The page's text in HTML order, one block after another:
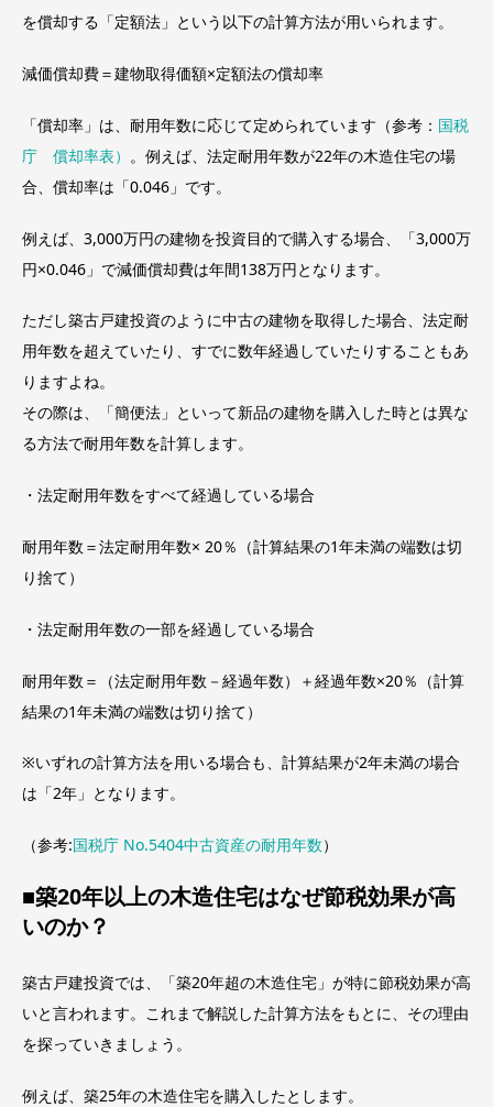
を償却する「定額法」という以下の計算方法が用いられます。
減価償却費＝建物取得価額×定額法の償却率
「償却率」は、耐用年数に応じて定められています（参考： 国税
庁 償却率表） 。例えば、法定耐用年数が22年の木造住宅の場
合、償却率は「0.046」です。
例えば、3,000万円の建物を投資目的で購入する場合、「3,000万
円×0.046」で減価償却費は年間138万円となります。
ただし築古戸建投資のように中古の建物を取得した場合、法定耐
用年数を超えていたり、すでに数年経過していたりすることもあ
りますよね。
その際は、「簡便法」といって新品の建物を購入した時とは異な
る方法で耐用年数を計算します。
・法定耐用年数をすべて経過している場合
耐用年数＝法定耐用年数× 20％（計算結果の1年未満の端数は切
り捨て）
・法定耐用年数の一部を経過している場合
耐用年数＝（法定耐用年数－経過年数）＋経過年数×20％（計算
結果の1年未満の端数は切り捨て）
※いずれの計算方法を用いる場合も、計算結果が2年未満の場合
は「2年」となります。
（参考:国税庁 No.5404中古資産の耐用年数）
■築20年以上の木造住宅はなぜ節税効果が高
いのか？
築古戸建投資では、「築20年超の木造住宅」が特に節税効果が高
いと言われます。これまで解説した計算方法をもとに、その理由
を探っていきましょう。
例えば、築25年の木造住宅を購入したとします。